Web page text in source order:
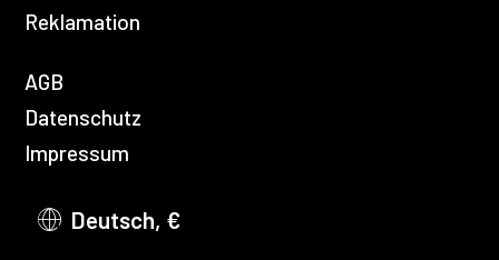
Reklamation
AGB
Datenschutz
Impressum
Deutsch, €